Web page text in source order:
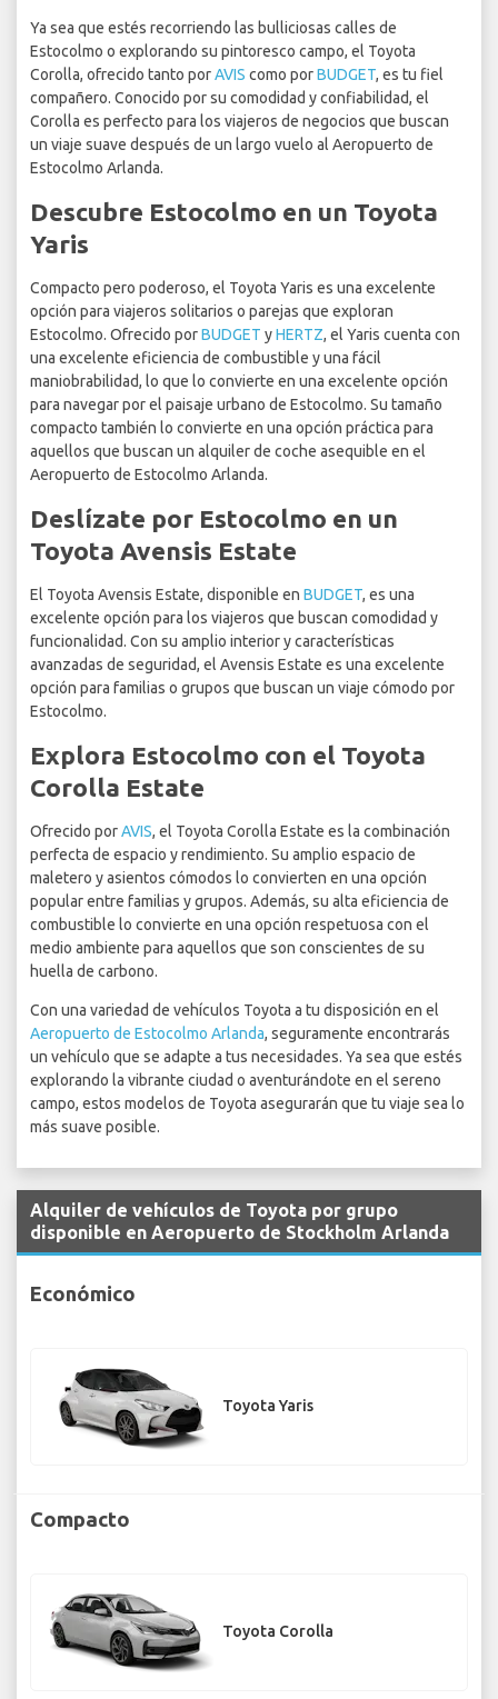
Ya sea que estés recorriendo las bulliciosas calles de
Estocolmo o explorando su pintoresco campo, el Toyota
Corolla, ofrecido tanto porAVIS como porBUDGET, es tu fiel
compañero. Conocido por su comodidad y confiabilidad, el
Corolla es perfecto para los viajeros de negocios que buscan
un viaje suave después de un largo vuelo al Aeropuerto de
Estocolmo Arlanda.
Descubre Estocolmo en un Toyota
Yaris
Compacto pero poderoso, el Toyota Yaris es una excelente
opción para viajeros solitarios o parejas que exploran
Estocolmo. Ofrecido porBUDGET yHERTZ, el Yaris cuenta con
una excelente eficiencia de combustible y una fácil
maniobrabilidad, lo que lo convierte en una excelente opción
para navegar por el paisaje urbano de Estocolmo. Su tamaño
compacto también lo convierte en una opción práctica para
aquellos que buscan un alquiler de coche asequible en el
Aeropuerto de Estocolmo Arlanda.
Deslízate por Estocolmo en un
Toyota Avensis Estate
El Toyota Avensis Estate, disponible en BUDGET, es una
excelente opción para los viajeros que buscan comodidad y
funcionalidad. Con su amplio interior y características
avanzadas de seguridad, el Avensis Estate es una excelente
opción para familias o grupos que buscan un viaje cómodo por
Estocolmo.
Explora Estocolmo con el Toyota
Corolla Estate
Ofrecido porAVIS, el Toyota Corolla Estate es la combinación
perfecta de espacio y rendimiento. Su amplio espacio de
maletero y asientos cómodos lo convierten en una opción
popular entre familias y grupos. Además, su alta eficiencia de
combustible lo convierte en una opción respetuosa con el
medio ambiente para aquellos que son conscientes de su
huella de carbono.
Con una variedad de vehículos Toyota a tu disposición en el
Aeropuerto de Estocolmo Arlanda, seguramente encontrarás
un vehículo que se adapte a tus necesidades. Ya sea que estés
explorando la vibrante ciudad o aventurándote en el sereno
campo, estos modelos de Toyota asegurarán que tu viaje sea lo
más suave posible.
Alquiler de vehículos de Toyota por grupo
disponible en Aeropuerto de Stockholm Arlanda
Económico
Toyota Yaris
Compacto
Toyota Corolla